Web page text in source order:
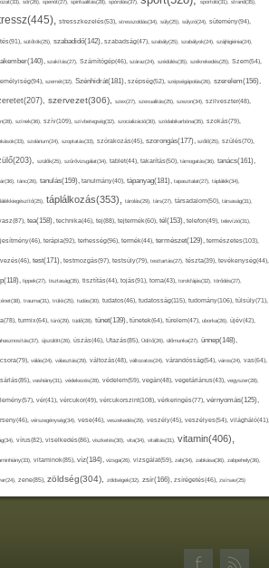
sör(26), spenót(27), spiritualitás(28), spórolás(37), sportoló(31), strand(35),
stresszkezelés(53), stresszoldás(34), súly(25), súlyzó(24), sütemény(94),
sütőtök(25), szabadidő(142), szabadság(47), szabály(25), szabályok(24), szájhigiénia(24),
szakítás(27), Számítógép(46), száraz(24), szédülés(35), székrekedés(25), Szem(54),
szemét(32), Szénhidrát(181), szépség(52), szépségápolás(26), szerelem(156),
szervezet(306), szex(27), szexualitás(25), szezon(34), szilveszter(48),
színek(36), szív(109), szívbetegség(32), szocializáció(30), szódabikarbóna(35), szokás(79),
szolárium(24), szoptatás(33), szórakozás(45), szorongás(177), szőlő(25), szülés(70),
szülők(25), szűrővizsgálat(34), tablet(44), takarítás(50), támogatás(36), tanács(161),
tánc(26), tanulás(159), tanulmány(40), tápanyag(181), tapasztalat(27), táplálék(34),
táplálkozás(353), tárolás(29), társ(27), társadalom(50), társaság(31),
tea(158), technika(46), tej(88), tejtermék(60), tél(153), telefon(49), televízió(31),
terápia(92), terhesség(96), termék(44), természet(129), természetes(103),
test(171), testmozgás(97), testsúly(79), testtartás(27), tészta(39), tevékenység(44),
tippek(27), tisztaság(35), tisztítás(44), tojás(91), torna(43), torokfájás(32), törődés(27),
trauma(31), trükk(25), tudás(30), tudatos(46), tudatosság(115), tudomány(106), túlsúly(71),
turmix(64), túró(29), tüdő(28), tünet(139), tünetek(64), türelem(47), uborka(26), újév(42),
újszülött(26), úszás(46), Utazás(85), Üdítő(26), ülőmunka(27), ünnep(148),
válás(24), választás(29), változás(48), változatos(24), várandósság(54), város(24), vas(64),
vashiány(31), védekezés(28), védelem(59), vegán(48), vegetáriánus(43), vegyszer(28),
vér(41), vércukor(49), vércukorszint(108), vérkeringés(77), vérnyomás(125),
vérszegénység(34), vese(46), veszekedés(29), veszély(45), veszélyes(54), világháló(41),
vírus(82), viselkedés(86), viszketés(30), vita(34), vitalitás(31), vitamin(406),
vitaminok(85), víz(184), vizsga(26), vizsgálat(59), zab(34), zabkása(36), zabpehely(36),
zene(85), zöldség(304), zöldségek(32), zsír(166), zsírégetés(46), zsírsav(25)